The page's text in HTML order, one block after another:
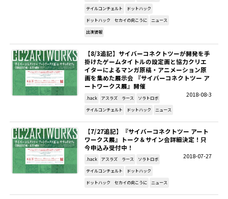
テイルコンチェルト ドットハック
ドットハック セカイの向こうに ニュース
出演情報
【8/3追記】サイバーコネクトツーが開発を手
掛けたゲームタイトルの設定画と協力クリエ
イターによるマンガ原稿・アニメーション原
画を集めた展示会 『サイバーコネクトツー ア
ートワークス展』開催
2018-08-3
.hack アスラズ ラース ソラトロボ
テイルコンチェルト ドットハック ニュース
【7/27追記】『サイバーコネクトツー アート
ワークス展』トーク＆サイン会詳細決定！只
今申込み受付中！
2018-07-27
.hack アスラズ ラース ソラトロボ
テイルコンチェルト ドットハック
ドットハック セカイの向こうに ニュース